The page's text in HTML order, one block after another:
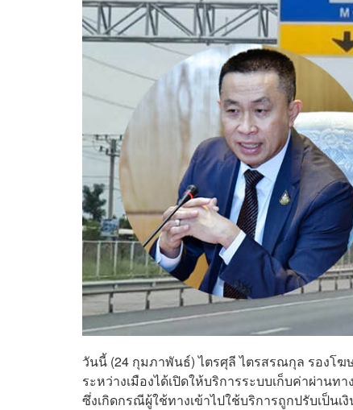
วันนี้ (24 กุมภาพันธ์) ไตรศุลี ไตรสรณกุล รองโ
ระหว่างเมืองได้เปิดให้บริการระบบเก็บค่าผ่าน
ซึ่งเกิดกรณีผู้ใช้ทางเข้าไปใช้บริการถูกปรับเป็น